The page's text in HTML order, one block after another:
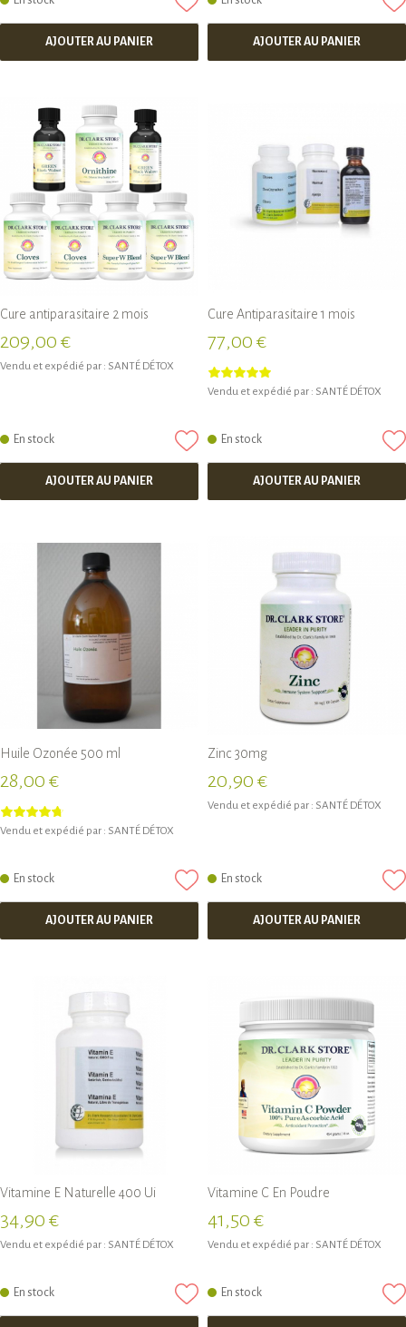
AJOUTER AU PANIER AJOUTER AU PANIER
Cure antiparasitaire 2 mois
209,00 €
Vendu et expédié par : SANTÉ DÉTOX
En stock
AJOUTER AU PANIER
Cure Antiparasitaire 1 mois
77,00 €
Vendu et expédié par : SANTÉ DÉTOX
En stock
AJOUTER AU PANIER
Huile Ozonée 500 ml
28,00 €
Vendu et expédié par : SANTÉ DÉTOX
En stock
AJOUTER AU PANIER
Zinc 30mg
20,90 €
Vendu et expédié par : SANTÉ DÉTOX
En stock
AJOUTER AU PANIER
Vitamine E Naturelle 400 Ui
34,90 €
Vendu et expédié par : SANTÉ DÉTOX
En stock
Vitamine C En Poudre
41,50 €
Vendu et expédié par : SANTÉ DÉTOX
En stock